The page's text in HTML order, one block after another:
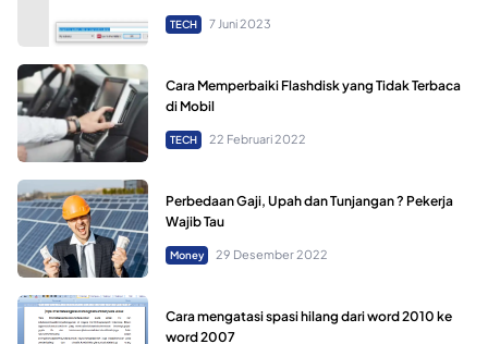
TECH 7 Juni 2023
Cara Memperbaiki Flashdisk yang Tidak Terbaca
di Mobil
TECH 22 Februari 2022
Perbedaan Gaji, Upah dan Tunjangan ? Pekerja
Wajib Tau
Money 29 Desember 2022
Cara mengatasi spasi hilang dari word 2010 ke
word 2007